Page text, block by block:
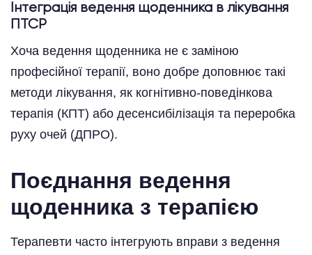
Інтеграція ведення щоденника в лікування
ПТСР
Хоча ведення щоденника не є заміною
професійної терапії, воно добре доповнює такі
методи лікування, як когнітивно-поведінкова
терапія (КПТ) або десенсибілізація та переробка
руху очей (ДПРО).
Поєднання ведення
щоденника з терапією
Терапевти часто інтегрують вправи з ведення